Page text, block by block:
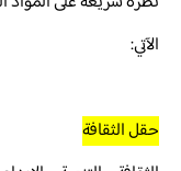
الآتي:
حقل الثقافة